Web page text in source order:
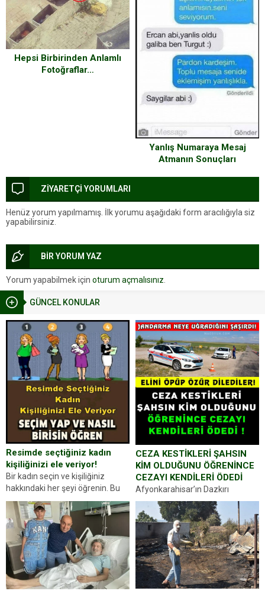
GÜNCEL KONULAR
Resimde seçtiğiniz kadın
kişiliğinizi ele veriyor!
Bir kadın seçin ve kişiliğiniz
hakkındaki her şeyi öğrenin. Bu
kez karşınıza oldukça farklı bir
kişilik testiyle çıkıyoruz. Resimde
gördüğünüz kadın figürlerinden
dikkatinizi en...
CEZA KESTİKLERİ ŞAHSIN
KİM OLDUĞUNU ÖĞRENİNCE
CEZAYI KENDİLERİ ÖDEDİ
Afyonkarahisar’ın Dazkırı
ilçesinde trafik uygulaması
yapan jandarma ekipleri
durdurdukları bir otomobilin
sürücüsünden ehliyet ve ruhsat
sorup belgelerini istedi. Sürücü
Abdurrahman Ö.nün verdiği
evraklarda eksik olduğunu...
Hepsi Birbirinden Anlamlı
Fotoğraflar…
Yanlış Numaraya Mesaj
Atmanın Sonuçları
ZİYARETÇİ YORUMLARI
Henüz yorum yapılmamış. İlk yorumu aşağıdaki form aracılığıyla siz
yapabilirsiniz.
BİR YORUM YAZ
Yorum yapabilmek için oturum açmalısınız